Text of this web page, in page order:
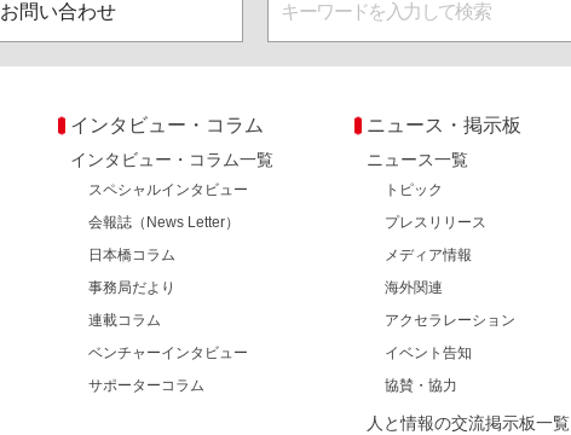
お問い合わせ
インタビュー・コラム
インタビュー・コラム一覧
スペシャルインタビュー
会報誌（News Letter）
日本橋コラム
事務局だより
連載コラム
ベンチャーインタビュー
サポーターコラム
ニュース・掲示板
ニュース一覧
トピック
プレスリリース
メディア情報
海外関連
アクセラレーション
イベント告知
協賛・協力
人と情報の交流掲示板一覧